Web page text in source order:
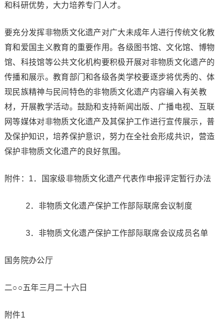
和科研优势，大力培养专门人才。
要充分发挥非物质文化遗产对广大未成年人进行传统文化教
育和爱国主义教育的重要作用。各级图书馆、文化馆、博物
馆、科技馆等公共文化机构要积极开展对非物质文化遗产的
传播和展示。教育部门和各级各类学校要逐步将优秀的、体
现民族精神与民间特色的非物质文化遗产内容编入有关教
材，开展教学活动。鼓励和支持新闻出版、广播电视、互联
网等媒体对非物质文化遗产及其保护工作进行宣传展示，普
及保护知识，培养保护意识，努力在全社会形成共识，营造
保护非物质文化遗产的良好氛围。
附件：1．国家级非物质文化遗产代表作申报评定暂行办法
2．非物质文化遗产保护工作部际联席会议制度
3．非物质文化遗产保护工作部际联席会议成员名单
国务院办公厅
二○○五年三月二十六日
附件1